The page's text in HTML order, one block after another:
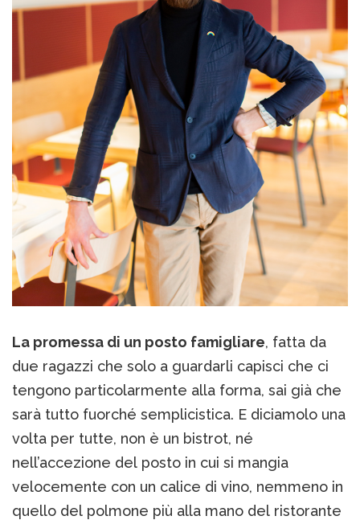
La promessa di un posto famigliare, fatta da
due ragazzi che solo a guardarli capisci che ci
tengono particolarmente alla forma, sai già che
sarà tutto fuorché semplicistica. E diciamolo una
volta per tutte, non è un bistrot, né
nell’accezione del posto in cui si mangia
velocemente con un calice di vino, nemmeno in
quello del polmone più alla mano del ristorante